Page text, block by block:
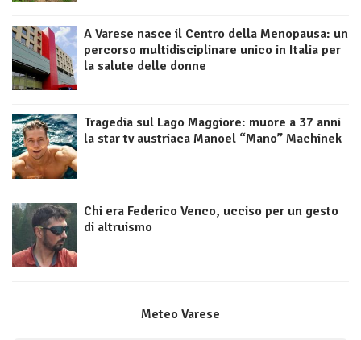
A Varese nasce il Centro della Menopausa: un
percorso multidisciplinare unico in Italia per
la salute delle donne
Tragedia sul Lago Maggiore: muore a 37 anni
la star tv austriaca Manoel “Mano” Machinek
Chi era Federico Venco, ucciso per un gesto
di altruismo
Meteo Varese